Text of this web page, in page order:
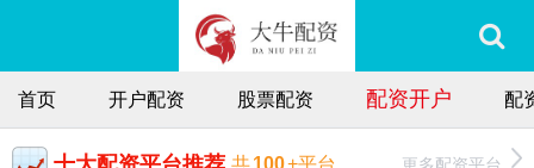
首页 开户配资 股票配资 配资开户 配
共100+平台 更多配资平台